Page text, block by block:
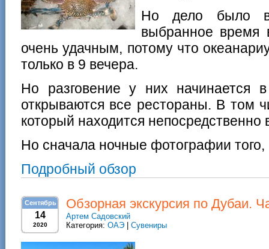
Но дело было в
выбранное время
очень удачным, потому что
только в 9 вечера.
Но разговение у них
открываются все рестораны. В том
который находится непосредственно
Но сначала ночные фотографии того,
Подробный обзор
Сентябрь
14
2020
Обзорная экскурсия по Дубаи.
Артем Садовский
Категория: ОАЭ Сувениры